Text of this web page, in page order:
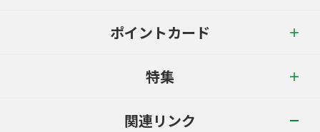
ポイントカード
特集
関連リンク